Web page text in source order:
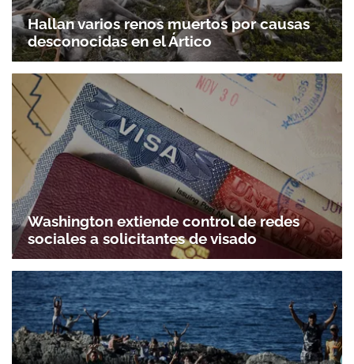
Hallan varios renos muertos por causas
desconocidas en el Ártico
Washington extiende control de redes
sociales a solicitantes de visado